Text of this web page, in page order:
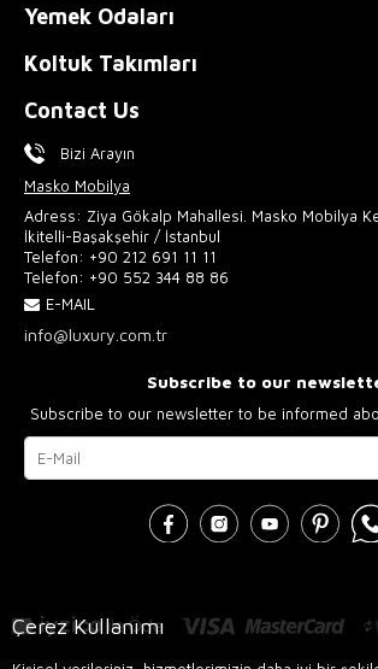
Çerez Kullanımı
Yemek Odaları
Koltuk Takımları
Contact Us
Bizi Arayın
Masko Mobilya
Adress: Ziya Gökalp Mahallesi. Masko Mobilya
İkitelli-Başakşehir / İstanbul
Telefon: +90 212 691 11 11
Telefon: +90 552 344 88 86
E-MAIL
info@luxury.com.tr
Subscribe to our
Subscribe to our newsletter to be informed